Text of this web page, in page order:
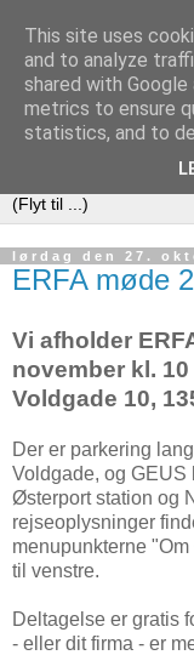
DAPUG
Database
Embarcadero User
lørdag den 27.
ERFA møde
Vi afholder
november kl.
Voldgade 10,
Der er parkering
Voldgade, og
Østerport station og
rejseoplysninger
menupunkterne
til venstre.
Deltagelse er gratis
- eller dit firma - er
This site uses
and to analyze
shared with
metrics to ensure
statistics, and to